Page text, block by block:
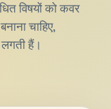
विषयों को कवर
चाहिए,
हैं।